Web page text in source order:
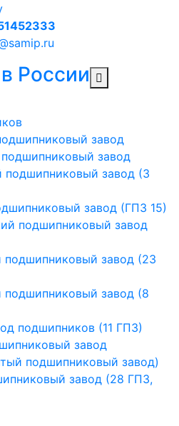
России
завод
завод
подшипниковый завод (3
завод (ГПЗ 15)
подшипниковый завод
подшипниковый завод (23
подшипниковый завод (8
подшипников (11 ГПЗ)
завод
подшипниковый завод)
завод (28 ГПЗ,